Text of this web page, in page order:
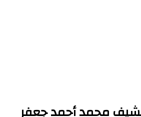
محمد أحمد جعفر